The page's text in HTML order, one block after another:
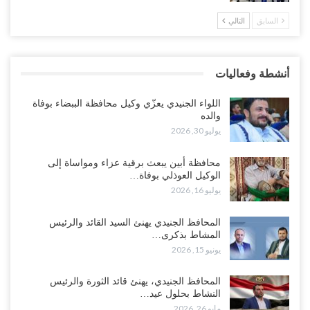
محتدم على خليفته..!
أغسطس 4, 2026
بالتهريب وعينه على المحافظ..!
أغسطس 4, 2026
تعيد تحشيد قواتها في أهم سواحل اليمن على البحر…
أغسطس 4, 2026
“الضالع“| حملة اجتثاث سعودية لأذرع الزبيدي من معقله الأبرز..!
أغسطس 4, 2026
السابق التالي
أنشطة وفعاليات
اللواء الجنيدي يعزّي وكيل محافظة الببضاء بوفاة
والده
يوليو 30, 2026
محافظة أبين يبعث برقية عزاء ومواساة إلى
الوكيل العوذلي بوفاة…
يوليو 16, 2026
المحافظ الجنيدي يهنئ السيد القائد والرئيس
المشاط بذكرى…
يونيو 15, 2026
المحافظ الجنيدي، يهنئ قائد الثورة والرئيس
النشاط بحلول عيد…